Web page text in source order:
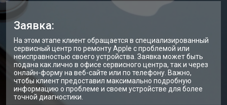
Заявка:
На этом этапе клиент обращается в специализированный
сервисный центр по ремонту Apple с проблемой или
неисправностью своего устройства. Заявка может быть
подана как лично в офисе сервисного центра, так и через
онлайн-форму на веб-сайте или по телефону. Важно,
чтобы клиент предоставил максимально подробную
информацию о проблеме и своем устройстве для более
точной диагностики.